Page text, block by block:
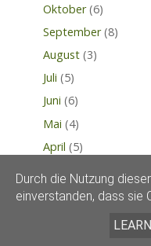
Oktober (6)
September (8)
August (3)
Juli (5)
Juni (6)
Mai (4)
April (5)
Kräuter-
Hundeseife
Durch die Nutzung
einverstanden, dass sie